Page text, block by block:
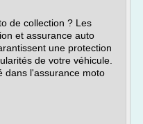
de collection ? Les
et assurance auto
une protection
de votre véhicule.
dans l'assurance moto